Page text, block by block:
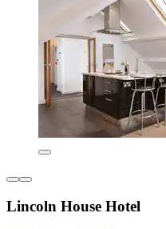
Lincoln House Hotel